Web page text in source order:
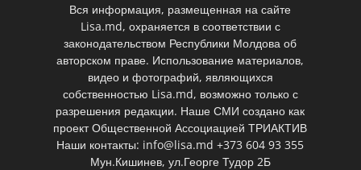
Вся информация, размещенная на сайте
Lisa.md, охраняется в соответствии с
законодательством Республики Молдова об
авторском праве. Использование материалов,
видео и фотографий, являющихся
собственностью Lisa.md, возможно только с
разрешения редакции. Наше СМИ создано как
проект Общественной Ассоциацией ТРИАКТИВ
Наши контакты: info@lisa.md +373 604 93 355
Мун.Кишинев, ул.Георге Тудор 2Б